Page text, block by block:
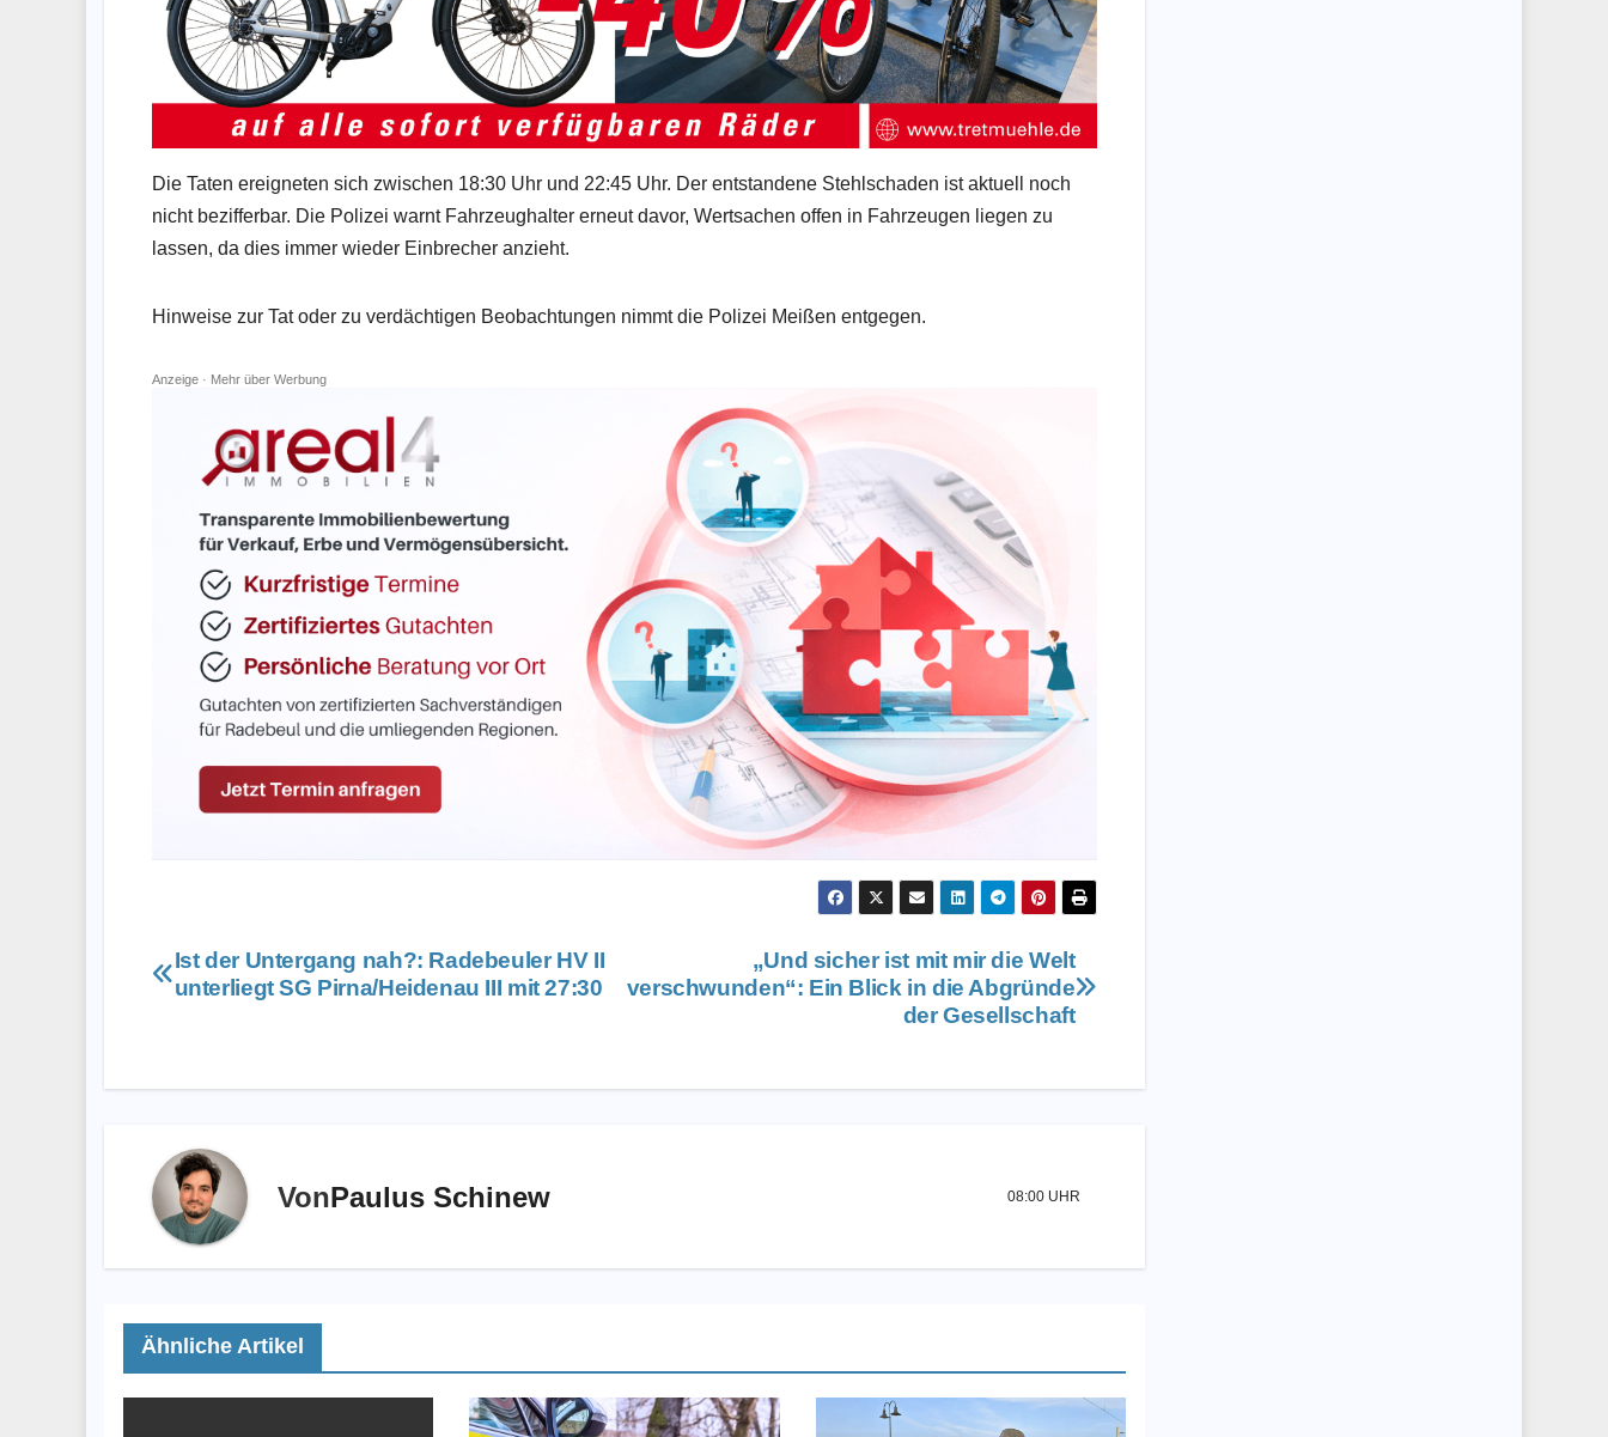
Die Taten ereigneten sich zwischen 18:30 Uhr und 22:45 Uhr. Der entstandene Stehlschaden ist aktuell noch
nicht bezifferbar. Die Polizei warnt Fahrzeughalter erneut davor, Wertsachen offen in Fahrzeugen liegen zu
lassen, da dies immer wieder Einbrecher anzieht.
Hinweise zur Tat oder zu verdächtigen Beobachtungen nimmt die Polizei Meißen entgegen.
Anzeige · Mehr über Werbung
Beitragsnavigation
„Und sicher ist mit mir die Welt
verschwunden“: Ein Blick in die Abgründe
der Gesellschaft
Ist der Untergang nah?: Radebeuler HV II
unterliegt SG Pirna/Heidenau III mit 27:30
VonPaulus Schinew 08:00 UHR
Ähnliche Artikel